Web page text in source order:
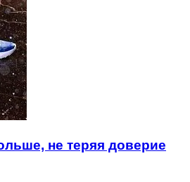
не теряя доверие